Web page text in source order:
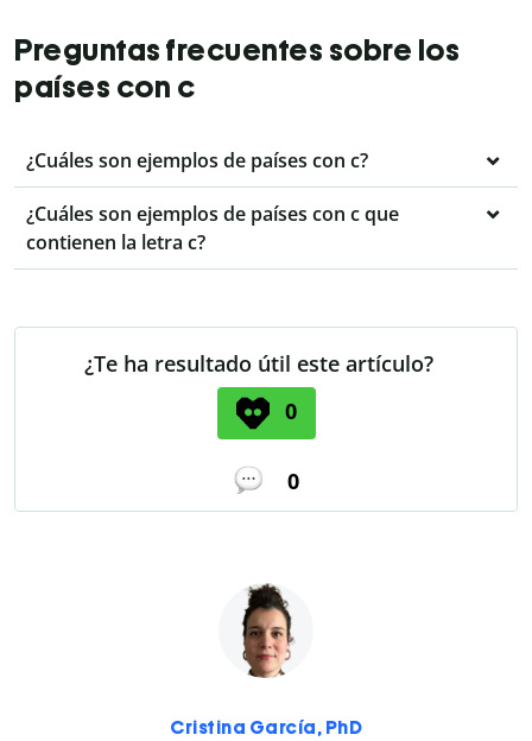
Preguntas frecuentes sobre los
países con c
¿Cuáles son ejemplos de países con c?
¿Cuáles son ejemplos de países con c que
contienen la letra c?
¿Te ha resultado útil este artículo?
0
0
Cristina García, PhD